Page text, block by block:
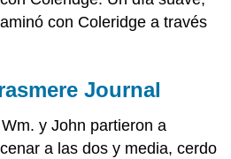
con Coleridge a través
Journal
Wm. y John partieron a
a las dos y media, cerdo